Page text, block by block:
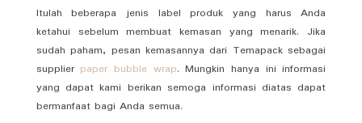
Itulah beberapa jenis label produk yang harus Anda
ketahui sebelum membuat kemasan yang menarik. Jika
sudah paham, pesan kemasannya dari Temapack sebagai
supplier paper bubble wrap. Mungkin hanya ini informasi
yang dapat kami berikan semoga informasi diatas dapat
bermanfaat bagi Anda semua.